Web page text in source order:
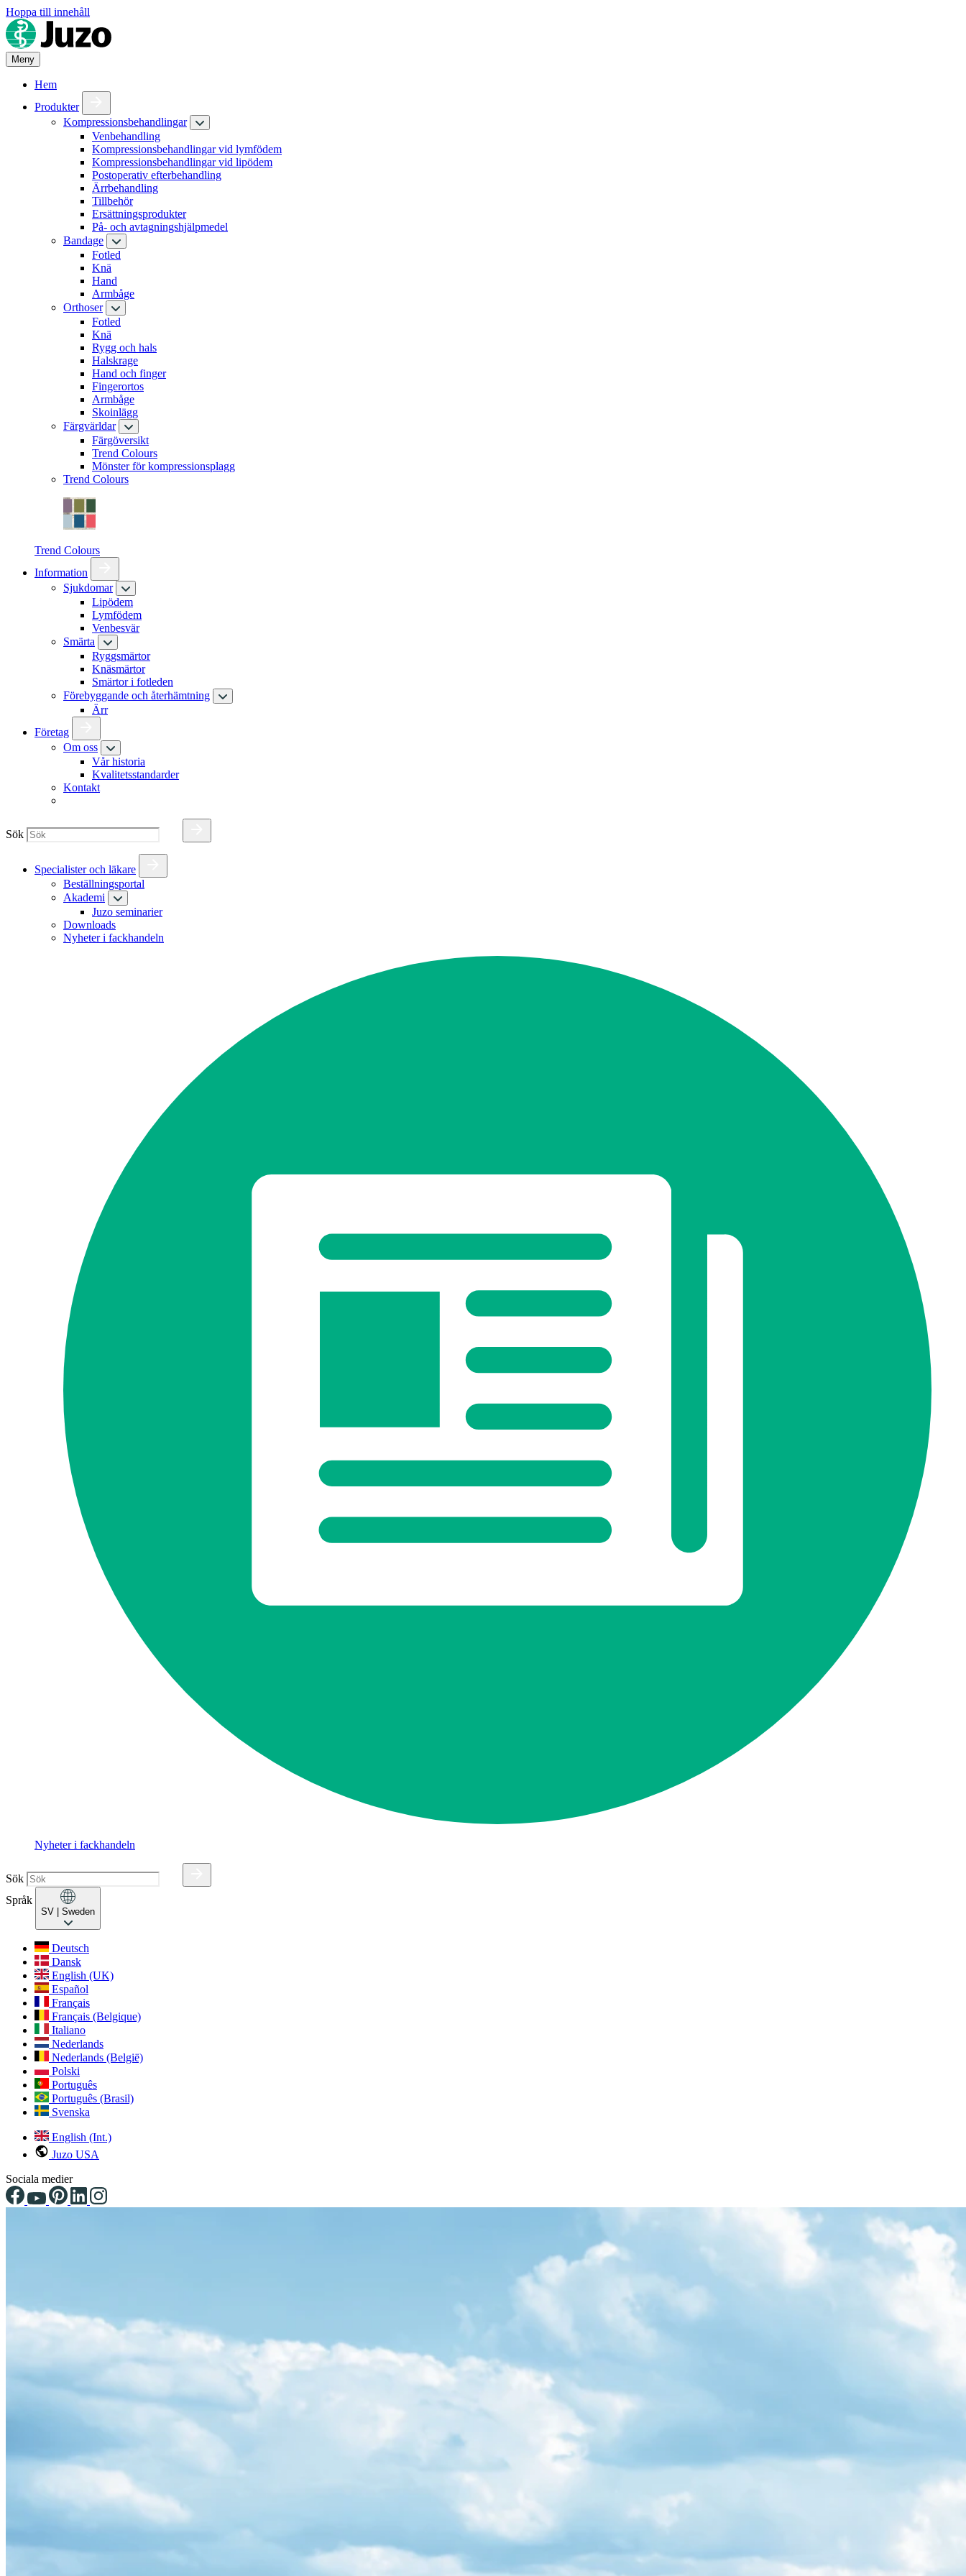
Hoppa till innehåll
Meny
Hem
Produkter
Kompressionsbehandlingar
Venbehandling
Kompressionsbehandlingar vid lymfödem
Kompressionsbehandlingar vid lipödem
Postoperativ efterbehandling
Ärrbehandling
Tillbehör
Ersättningsprodukter
På- och avtagningshjälpmedel
Bandage
Fotled
Knä
Hand
Armbåge
Orthoser
Fotled
Knä
Rygg och hals
Halskrage
Hand och finger
Fingerortos
Armbåge
Skoinlägg
Färgvärldar
Färgöversikt
Trend Colours
Mönster för kompressionsplagg
Trend Colours
Trend Colours
Information
Sjukdomar
Lipödem
Lymfödem
Venbesvär
Smärta
Ryggsmärtor
Knäsmärtor
Smärtor i fotleden
Förebyggande och återhämtning
Ärr
Företag
Om oss
Vår historia
Kvalitetsstandarder
Kontakt
Sök
Specialister och läkare
Beställningsportal
Akademi
Juzo seminarier
Downloads
Nyheter i fackhandeln
Nyheter i fackhandeln
Sök
Språk
SV | Sweden
Deutsch
Dansk
English (UK)
Español
Français
Français (Belgique)
Italiano
Nederlands
Nederlands (België)
Polski
Português
Português (Brasil)
Svenska
English (Int.)
Juzo USA
Sociala medier